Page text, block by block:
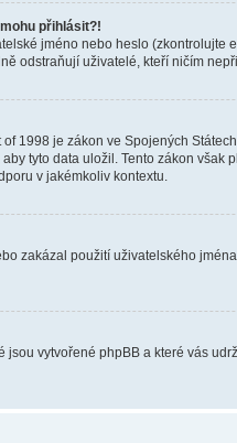
přihlásit?!
jméno nebo heslo
odstraňují uživatelé, kteří ničím
1998 je zákon ve Spojených
tyto data uložil. Tento zákon
v jakémkoliv kontextu.
zakázal použití uživatelského
jsou vytvořené phpBB a které vás